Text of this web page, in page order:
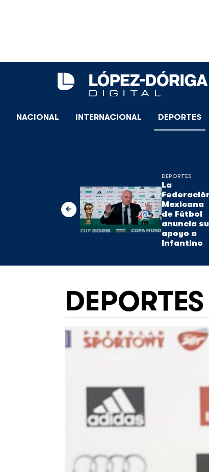
NACIONAL INTERNACIONAL DEPORTES
DEPORTES
La
Mexicana
de Fútbol
anuncia su
apoyo a
Infantino
DEPORTES